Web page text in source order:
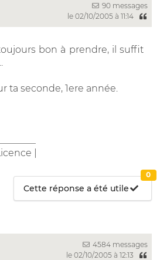
90 messages
le 02/10/2005 à 11:14
bon à prendre, il suffit
ta seconde, 1ere année.
|
Cette réponse a été utile
0
4584 messages
le 02/10/2005 à 12:13